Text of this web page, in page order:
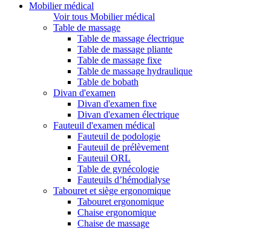
Mobilier médical
Voir tous Mobilier médical
Table de massage
Table de massage électrique
Table de massage pliante
Table de massage fixe
Table de massage hydraulique
Table de bobath
Divan d'examen
Divan d'examen fixe
Divan d'examen électrique
Fauteuil d'examen médical
Fauteuil de podologie
Fauteuil de prélèvement
Fauteuil ORL
Table de gynécologie
Fauteuils d’hémodialyse
Tabouret et siège ergonomique
Tabouret ergonomique
Chaise ergonomique
Chaise de massage